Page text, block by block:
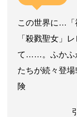
この世界に…「
「殺戮聖女」
て……。ふかふ
たちが続々登
険